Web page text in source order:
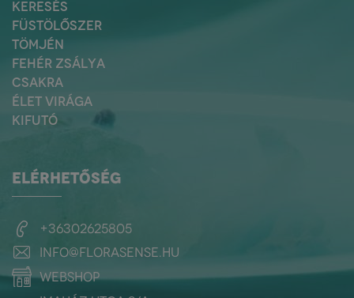
KERESÉS
FÜSTÖLŐSZER
TÖMJÉN
FEHÉR ZSÁLYA
CSAKRA
ÉLET VIRÁGA
KIFUTÓ
ELÉRHETŐSÉG
+36302625805
info@florasense.hu
webshop